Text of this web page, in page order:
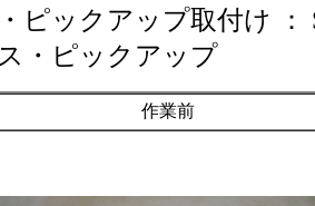
・ピックアップ取付け ：
ス・ピックアップ
作業前